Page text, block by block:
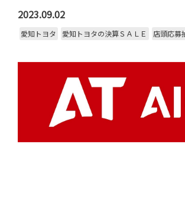
2023.09.02
愛知トヨタ 愛知トヨタの決算ＳＡＬＥ 店頭応募